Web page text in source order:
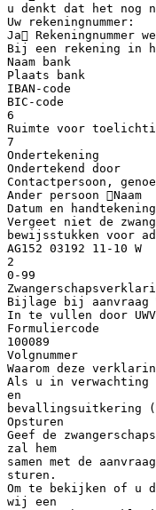
u denkt dat het nog
Uw rekeningnummer:
Ja Rekeningnummer
Bij een rekening in
Naam bank
Plaats bank
IBAN-code
BIC-code
6
Ruimte voor
7
Ondertekening
Ondertekend door
Contactpersoon,
Ander persoon Naam
Datum en handtekening
Vergeet niet de
bewijsstukken voor
AG152 03192 11-10 W
2
0-99
Bijlage bij aanvraag
In te vullen door UWV
Formuliercode
100089
Volgnummer
Waarom deze
Als u in verwachting
en
bevallingsuitkering
Opsturen
Geef de
zal hem
samen met de
sturen.
Om te bekijken of u
wij een